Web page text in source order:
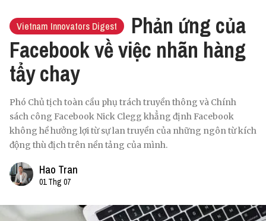
Vietnam Innovators Digest
Phản ứng của
Facebook về việc nhãn hàng
tẩy chay
Phó Chủ tịch toàn cầu phụ trách truyền thông và Chính
sách công Facebook Nick Clegg khẳng định Facebook
không hề hưởng lợi từ sự lan truyền của những ngôn từ kích
động thù địch trên nền tảng của mình.
Hao Tran
01 Thg 07